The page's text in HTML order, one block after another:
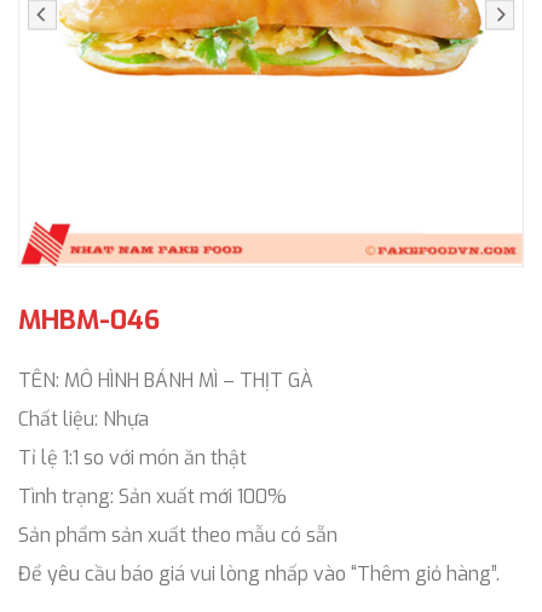
MHBM-046
TÊN: MÔ HÌNH BÁNH MÌ – THỊT GÀ
Chất liệu: Nhựa
Tỉ lệ 1:1 so với món ăn thật
Tình trạng: Sản xuất mới 100%
Sản phẩm sản xuất theo mẫu có sẵn
Để yêu cầu báo giá vui lòng nhấp vào “Thêm giỏ hàng”.